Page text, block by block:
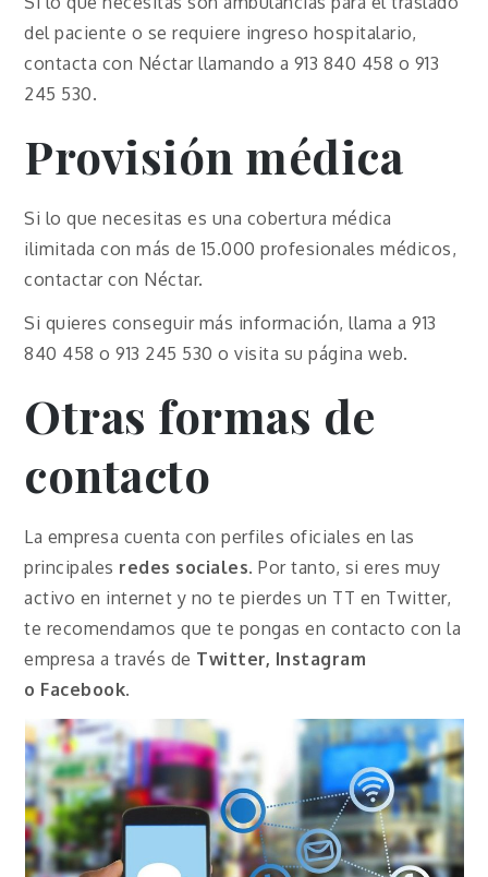
del paciente o se requiere ingreso hospitalario,
contacta con Néctar llamando a 913 840 458 o 913
245 530.
Provisión médica
Si lo que necesitas es una cobertura médica
ilimitada con más de 15.000 profesionales médicos,
contactar con Néctar.
Si quieres conseguir más información, llama a 913
840 458 o 913 245 530 o visita su página web.
Otras formas de
contacto
La empresa cuenta con perfiles oficiales en las
principales redes sociales. Por tanto, si eres muy
activo en internet y no te pierdes un TT en Twitter,
te recomendamos que te pongas en contacto con la
empresa a través de Twitter, Instagram
o Facebook.